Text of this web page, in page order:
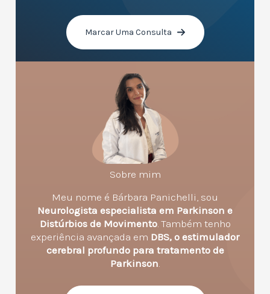
Marcar Uma Consulta
Sobre mim
Meu nome é Bárbara Panichelli, sou
Neurologista especialista em Parkinson e
Distúrbios de Movimento. Também tenho
experiência avançada em DBS, o estimulador
cerebral profundo para tratamento de
Parkinson.